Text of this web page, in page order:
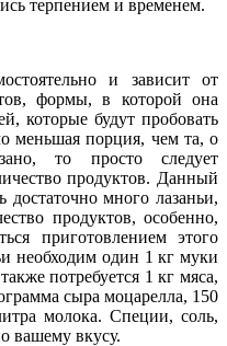
терпением и временем.
и зависит от
формы, в которой она
которые будут пробовать
меньшая порция, чем та, о
то просто следует
продуктов. Данный
достаточно много лазаньи,
продуктов, особенно,
приготовлением этого
необходим один 1 кг муки
потребуется 1 кг мяса,
сыра моцарелла, 150
молока. Специи, соль,
вашему вкусу.